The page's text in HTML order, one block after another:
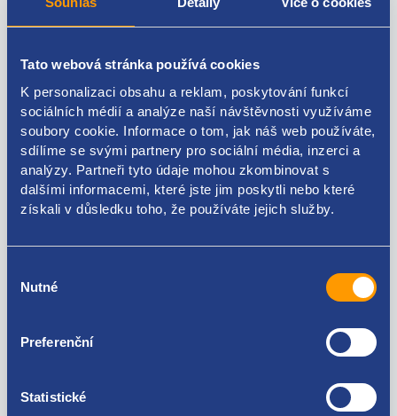
Tato webová stránka používá cookies
K personalizaci obsahu a reklam, poskytování funkcí
sociálních médií a analýze naší návštěvnosti využíváme
soubory cookie. Informace o tom, jak náš web používáte,
sdílíme se svými partnery pro sociální média, inzerci a
analýzy. Partneři tyto údaje mohou zkombinovat s
dalšími informacemi, které jste jim poskytli nebo které
získali v důsledku toho, že používáte jejich služby.
souhlasu
Nutné
Preferenční
Statistické
VAG originál: 059121071BF
Kódy produktu
059121071BF
Použitelné pro vozy
Volkswagen Touareg 2010 - 2018 3.0 V6 TDI
Audi Q7 (4L) 2006 - 2016 3.0 TDI